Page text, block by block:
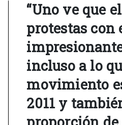
“Uno ve que
protestas con
incluso a lo
movimiento
2011 y